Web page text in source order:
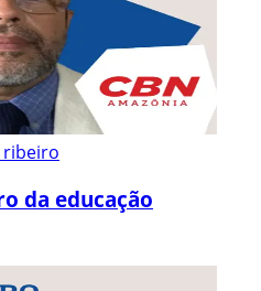
ribeiro
da educação